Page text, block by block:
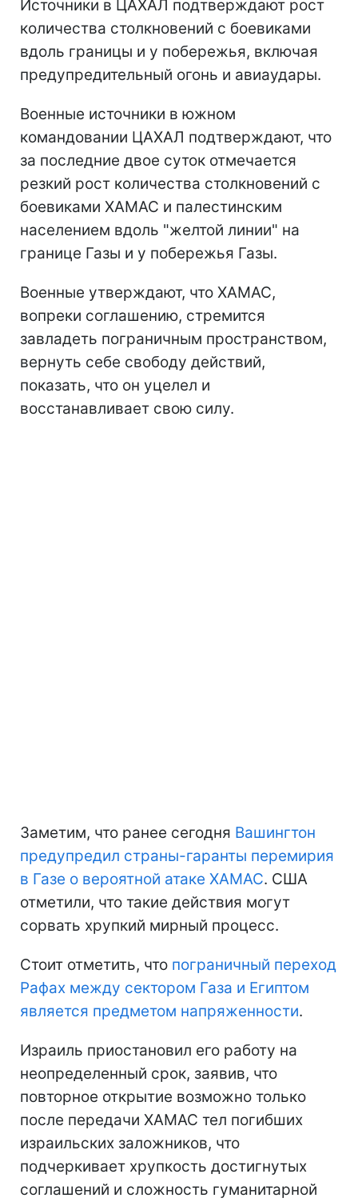
Источники в ЦАХАЛ подтверждают рост
количества столкновений с боевиками
вдоль границы и у побережья, включая
предупредительный огонь и авиаудары.
Военные источники в южном
командовании ЦАХАЛ подтверждают, что
за последние двое суток отмечается
резкий рост количества столкновений с
боевиками ХАМАС и палестинским
населением вдоль "желтой линии" на
границе Газы и у побережья Газы.
Военные утверждают, что ХАМАС,
вопреки соглашению, стремится
завладеть пограничным пространством,
вернуть себе свободу действий,
показать, что он уцелел и
восстанавливает свою силу.
Заметим, что ранее сегодня Вашингтон
предупредил страны-гаранты перемирия
в Газе о вероятной атаке ХАМАС. США
отметили, что такие действия могут
сорвать хрупкий мирный процесс.
Стоит отметить, что пограничный переход
Рафах между сектором Газа и Египтом
является предметом напряженности.
Израиль приостановил его работу на
неопределенный срок, заявив, что
повторное открытие возможно только
после передачи ХАМАС тел погибших
израильских заложников, что
подчеркивает хрупкость достигнутых
соглашений и сложность гуманитарной